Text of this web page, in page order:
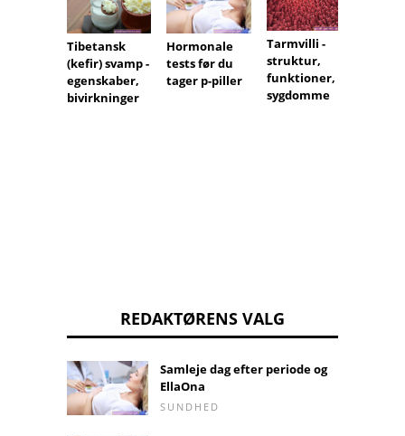
Tibetansk
(kefir) svamp -
egenskaber,
bivirkninger
Hormonale
tests før du
tager p-piller
Tarmvilli -
struktur,
funktioner,
sygdomme
REDAKTØRENS VALG
Samleje dag efter periode og
EllaOna
SUNDHED